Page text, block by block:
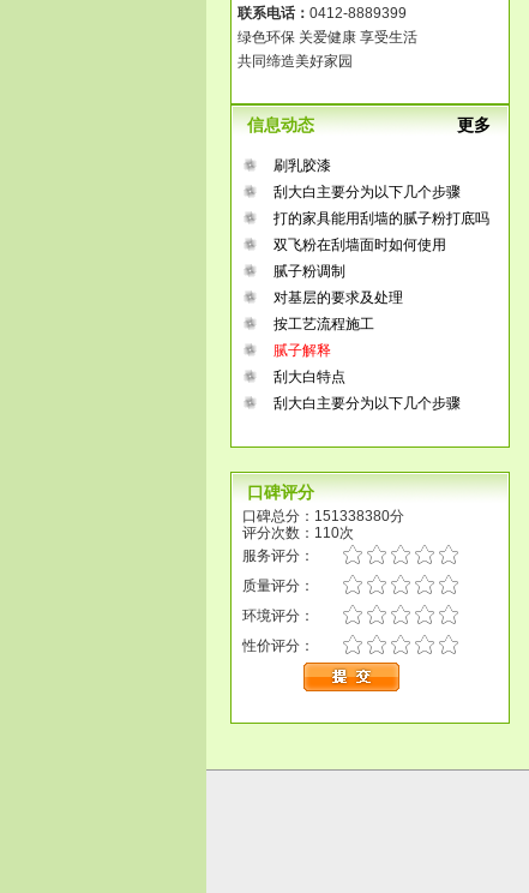
联系电话： 0412-8889399
绿色环保 关爱健康 享受生活
共同缔造美好家园
更多
信息动态
刷乳胶漆
刮大白主要分为以下几个步骤
打的家具能用刮墙的腻子粉打底吗
双飞粉在刮墙面时如何使用
腻子粉调制
对基层的要求及处理
按工艺流程施工
腻子解释
刮大白特点
刮大白主要分为以下几个步骤
口碑评分
口碑总分：151338380分
评分次数：110次
服务评分：
质量评分：
环境评分：
性价评分：